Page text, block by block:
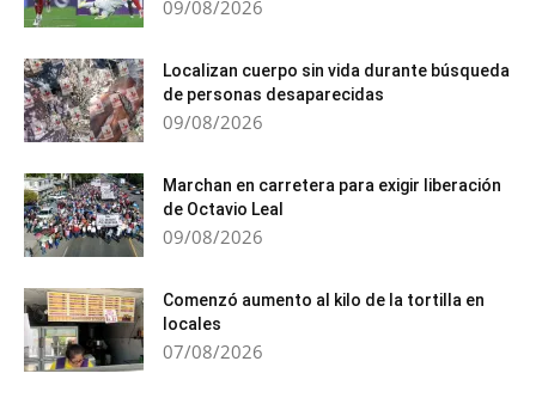
09/08/2026
Localizan cuerpo sin vida durante búsqueda
de personas desaparecidas
09/08/2026
Marchan en carretera para exigir liberación
de Octavio Leal
09/08/2026
Comenzó aumento al kilo de la tortilla en
locales
07/08/2026